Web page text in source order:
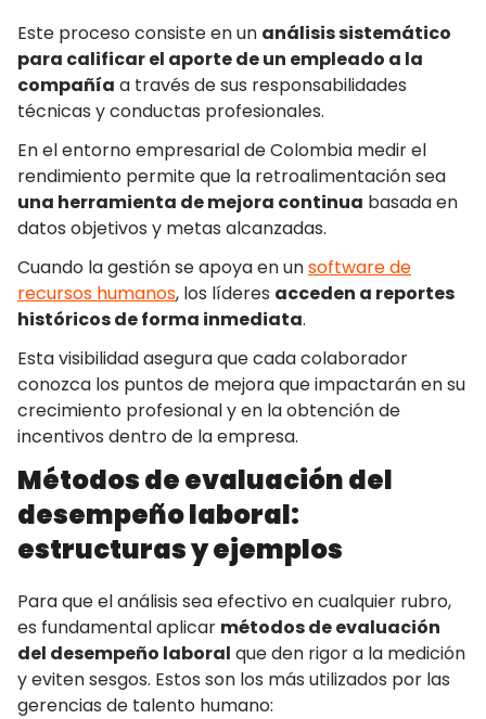
Este proceso consiste en un análisis sistemático
para calificar el aporte de un empleado a la
compañía a través de sus responsabilidades
técnicas y conductas profesionales.
En el entorno empresarial de Colombia medir el
rendimiento permite que la retroalimentación sea
una herramienta de mejora continua basada en
datos objetivos y metas alcanzadas.
Cuando la gestión se apoya en unsoftware de
recursos humanos, los líderes acceden a reportes
históricos de forma inmediata.
Esta visibilidad asegura que cada colaborador
conozca los puntos de mejora que impactarán en su
crecimiento profesional y en la obtención de
incentivos dentro de la empresa.
Métodos de evaluación del
desempeño laboral:
estructuras y ejemplos
Para que el análisis sea efectivo en cualquier rubro,
es fundamental aplicar métodos de evaluación
del desempeño laboral que den rigor a la medición
y eviten sesgos. Estos son los más utilizados por las
gerencias de talento humano: